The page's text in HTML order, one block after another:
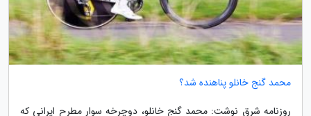
محمد گنج خانلو پناهنده شد؟
روزنامه شرق نوشت: محمد گنج خانلو، دوچرخه سوار مطرح ایرانی که